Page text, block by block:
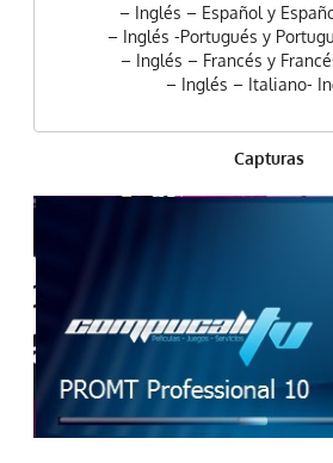
– Inglés – Español y
– Inglés -Portugués y
– Inglés – Francés y
– Inglés – Italiano-
Capturas